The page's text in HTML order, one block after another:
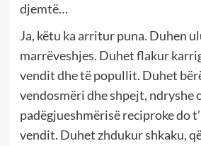
djemtë…
Ja, këtu ka arritur puna. Duhen
marrëveshjes. Duhet flakur
vendit dhe të popullit. Duhet
vendosmëri dhe shpejt, ndryshe
padëgjueshmërisë reciproke do
vendit. Duhet zhdukur shkaku,